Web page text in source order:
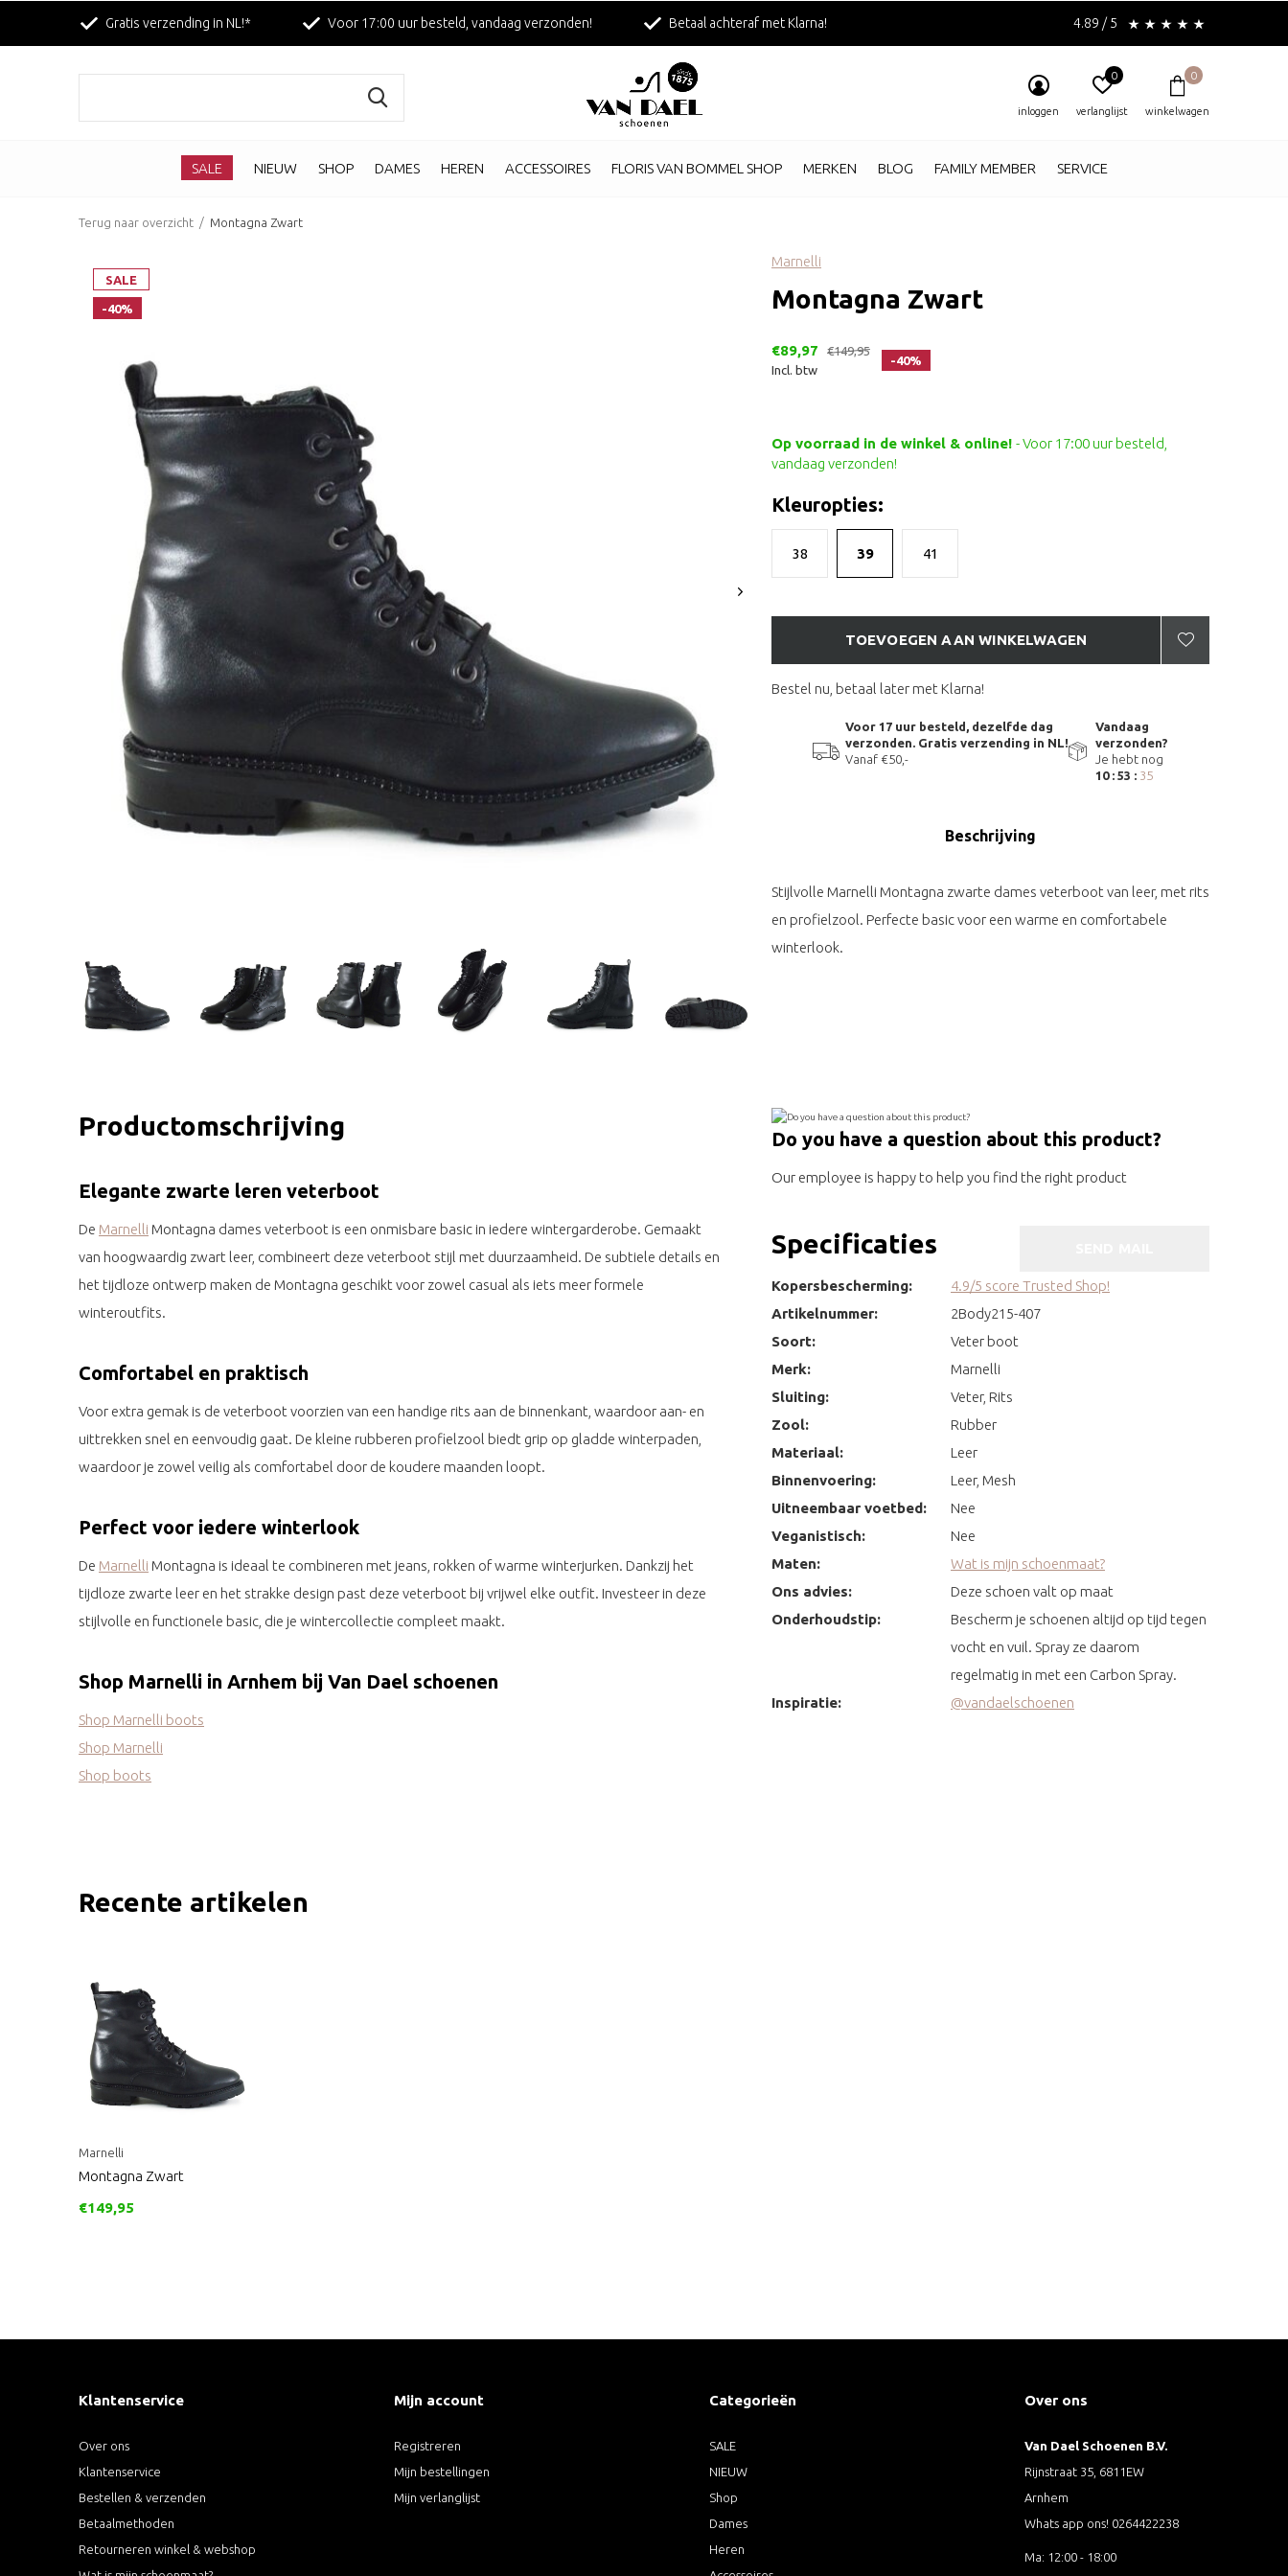
SALE NIEUW SHOP DAMES HEREN ACCESSOIRES FLORIS VAN BOMMEL SHOP MERKEN BLOG FAMILY MEMBER SERVICE
inloggen verlanglijst
0
winkelwagen
0
Gratis verzending in NL!* Voor 17:00 uur besteld, vandaag verzonden! Betaal achteraf met Klarna! 4.89 / 5
Terug naar overzicht Montagna Zwart
SALE
-40%
Marnelli
Montagna Zwart
€89,97
€149,95
Incl. btw
-40%
Op voorraad in de winkel & online! - Voor 17:00 uur besteld,
vandaag verzonden!
Kleuropties:
38 39 41
TOEVOEGEN AAN WINKELWAGEN
Bestel nu, betaal later met Klarna!
Voor 17 uur besteld, dezelfde dag
verzonden. Gratis verzending in NL!
Vanaf €50,-
Vandaag
verzonden?
Je hebt nog
10 : 53 : 34
Beschrijving
Stijlvolle Marnelli Montagna zwarte dames veterboot van leer, met rits
en profielzool. Perfecte basic voor een warme en comfortabele
winterlook.
Productomschrijving
Elegante zwarte leren veterboot
De Marnelli Montagna dames veterboot is een onmisbare basic in iedere wintergarderobe. Gemaakt
van hoogwaardig zwart leer, combineert deze veterboot stijl met duurzaamheid. De subtiele details en
het tijdloze ontwerp maken de Montagna geschikt voor zowel casual als iets meer formele
winteroutfits.
Comfortabel en praktisch
Voor extra gemak is de veterboot voorzien van een handige rits aan de binnenkant, waardoor aan- en
uittrekken snel en eenvoudig gaat. De kleine rubberen profielzool biedt grip op gladde winterpaden,
waardoor je zowel veilig als comfortabel door de koudere maanden loopt.
Perfect voor iedere winterlook
De Marnelli Montagna is ideaal te combineren met jeans, rokken of warme winterjurken. Dankzij het
tijdloze zwarte leer en het strakke design past deze veterboot bij vrijwel elke outfit. Investeer in deze
stijlvolle en functionele basic, die je wintercollectie compleet maakt.
Shop Marnelli in Arnhem bij Van Dael schoenen
Shop Marnelli boots
Shop Marnelli
Shop boots
Do you have a question about this product?
Our employee is happy to help you find the right product
Specificaties
Kopersbescherming:
4.9/5 score Trusted Shop!
Artikelnummer:
2Body215-407
Soort:
Veter boot
Merk:
Marnelli
Sluiting:
Veter, Rits
Zool:
Rubber
Materiaal:
Leer
Binnenvoering:
Leer, Mesh
Uitneembaar voetbed:
Nee
Veganistisch:
Nee
Maten:
Wat is mijn schoenmaat?
Ons advies:
Deze schoen valt op maat
Onderhoudstip:
Bescherm je schoenen altijd op tijd tegen
vocht en vuil. Spray ze daarom
regelmatig in met een Carbon Spray.
Inspiratie:
@vandaelschoenen
Recente artikelen
Marnelli
Montagna Zwart
€149,95
Klantenservice
Over ons
Klantenservice
Bestellen & verzenden
Betaalmethoden
Retourneren winkel & webshop
Mijn account
Registreren
Mijn bestellingen
Mijn verlanglijst
Categorieën
SALE
NIEUW
Shop
Dames
Heren
Over ons
Van Dael Schoenen B.V.
Rijnstraat 35, 6811EW
Arnhem
Whats app ons! 0264422238
Ma: 12:00 - 18:00